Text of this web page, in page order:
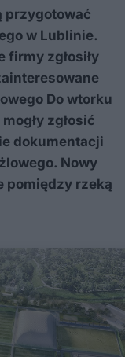
przygotować
w Lublinie.
firmy zgłosiły
Do wtorku
zgłosić
dokumentacji
Nowy
pomiędzy rzeką